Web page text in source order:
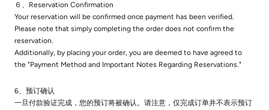
６、Reservation Confirmation
Your reservation will be confirmed once payment has been verified.
Please note that simply completing the order does not confirm the
reservation.
Additionally, by placing your order, you are deemed to have agreed to
the "Payment Method and Important Notes Regarding Reservations."
6、预订确认
一旦付款验证完成，您的预订将被确认。请注意，仅完成订单并不表示预订